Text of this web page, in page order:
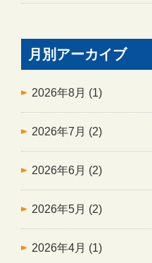
月別アーカイブ
2026年8月 (1)
2026年7月 (2)
2026年6月 (2)
2026年5月 (2)
2026年4月 (1)